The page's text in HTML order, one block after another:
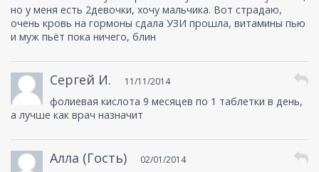
но у меня есть 2девочки, хочу мальчика. Вот страдаю,
очень кровь на гормоны сдала УЗИ прошла, витамины пью
и муж пьёт пока ничего, блин
Сергей И. 11/11/2014
фолиевая кислота 9 месяцев по 1 таблетки в день,
а лучше как врач назначит
Алла (Гость) 02/01/2014